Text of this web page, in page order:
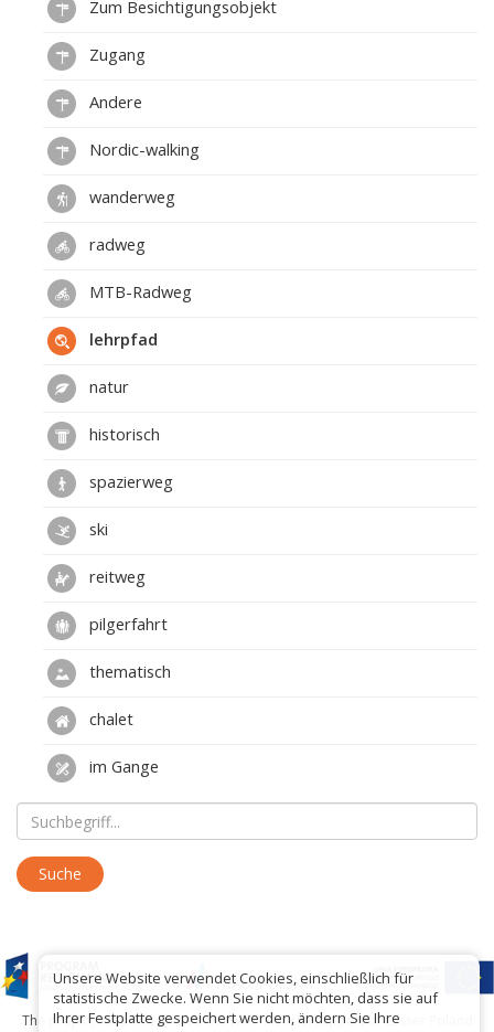
Zum Besichtigungsobjekt
Zugang
Andere
Nordic-walking
wanderweg
radweg
MTB-Radweg
lehrpfad
natur
historisch
spazierweg
ski
reitweg
pilgerfahrt
thematisch
chalet
im Gange
The project has been carried out with financial support of Lesser Poland
Unsere Website verwendet Cookies, einschließlich für
statistische Zwecke. Wenn Sie nicht möchten, dass sie auf
Ihrer Festplatte gespeichert werden, ändern Sie Ihre